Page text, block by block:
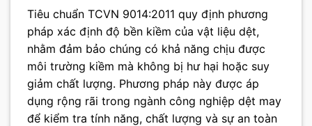
Tiêu chuẩn TCVN 9014:2011 quy định phương
pháp xác định độ bền kiềm của vật liệu dệt,
nhằm đảm bảo chúng có khả năng chịu được
môi trường kiềm mà không bị hư hại hoặc suy
giảm chất lượng. Phương pháp này được áp
dụng rộng rãi trong ngành công nghiệp dệt may
để kiểm tra tính năng, chất lượng và sự an toàn